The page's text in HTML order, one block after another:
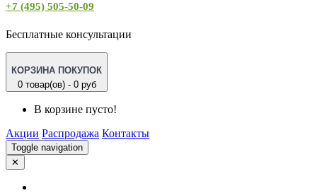
+7 (495) 505-50-09
Бесплатные консультации
КОРЗИНА ПОКУПОК
0 товар(ов) - 0 руб
В корзине пусто!
Акции Распродажа Контакты
Toggle navigation
✕